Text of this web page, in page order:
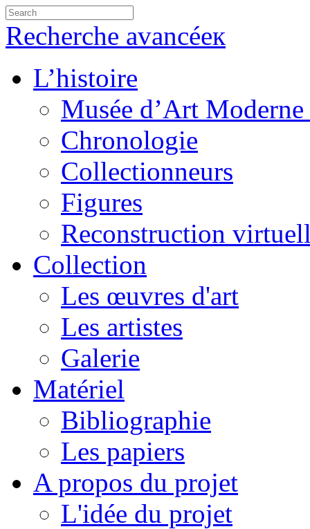
Recherche avancéeк
L’histoire
Musée d’Art
Chronologie
Collectionneurs
Figures
Reconstruction
Collection
Les œuvres d'art
Les artistes
Galerie
Matériel
Bibliographie
Les papiers
A propos du projet
L'idée du projet